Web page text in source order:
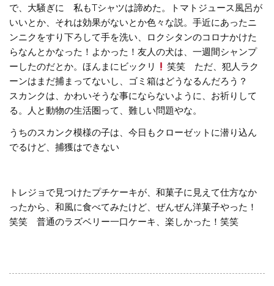
で、大騒ぎに 私もTシャツは諦めた。トマトジュース風呂が
いいとか、それは効果がないとか色々な説。手近にあったニ
ンニクをすり下ろして手を洗い、ロクシタンのコロナかけた
らなんとかなった！よかった！友人の犬は、一週間シャンプ
ーしたのだとか。ほんまにビックリ
笑笑 ただ、犯人ラク
ーンはまだ捕まってないし、ゴミ箱はどうなるんだろう？
スカンクは、かわいそうな事にならないように、お祈りして
る。人と動物の生活圏って、難しい問題やな。
うちのスカンク模様の子は、今日もクローゼットに潜り込ん
でるけど、捕獲はできない
トレジョで見つけたプチケーキが、和菓子に見えて仕方なか
ったから、和風に食べてみたけど、ぜんぜん洋菓子やった！
笑笑 普通のラズベリー一口ケーキ、楽しかった！笑笑